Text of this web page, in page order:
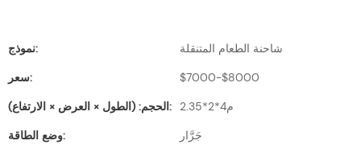
نموذج:
شاحنة الطعام المتنقلة
سعر:
$7000-$8000
الحجم: (الطول × العرض × الارتفاع):
م4*2*2.35
وضع الطاقة:
جَرَّار